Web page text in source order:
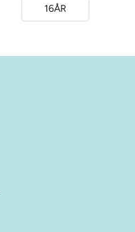
16ÅR